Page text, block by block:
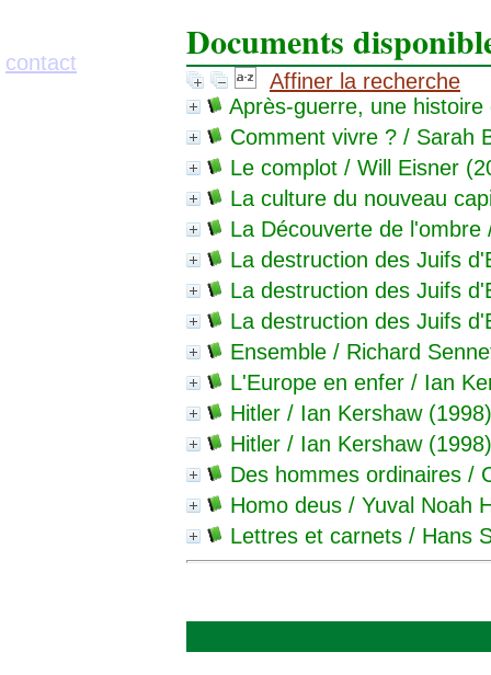
Documents
Affiner la recherche
Après-guerre, une
Comment vivre ? / Sarah
Le complot / Will Eisner
La culture du nouveau
La Découverte de l'ombre
La destruction des Juifs
La destruction des Juifs
La destruction des Juifs
Ensemble / Richard
L'Europe en enfer / Ian
Hitler / Ian Kershaw (1998)
Hitler / Ian Kershaw (1998)
Des hommes ordinaires /
Homo deus / Yuval Noah
Lettres et carnets / Hans
contact